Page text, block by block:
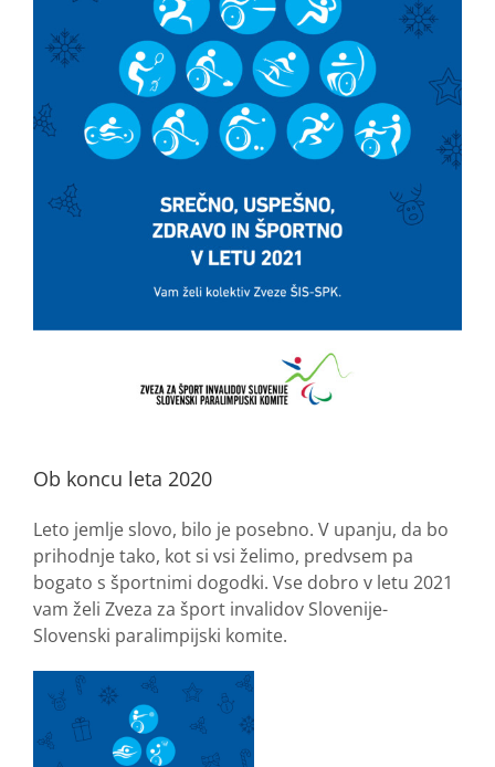
Ob koncu leta 2020
Leto jemlje slovo, bilo je posebno. V upanju, da bo
prihodnje tako, kot si vsi želimo, predvsem pa
bogato s športnimi dogodki. Vse dobro v letu 2021
vam želi Zveza za šport invalidov Slovenije-
Slovenski paralimpijski komite.